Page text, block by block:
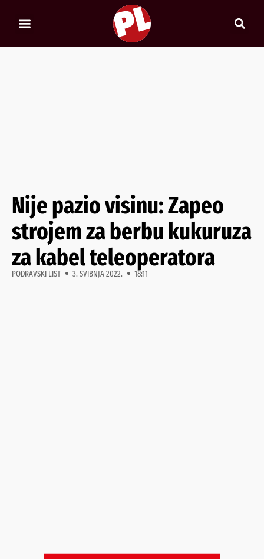
Nije pazio visinu: Zapeo
strojem za berbu kukuruza
za kabel teleoperatora
PODRAVSKI LIST 3. SVIBNJA 2022. 18:11